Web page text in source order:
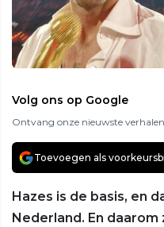
Volg ons op Google
Ontvang onze nieuwste
Toevoegen als
Hazes is de basis, en
Nederland. En